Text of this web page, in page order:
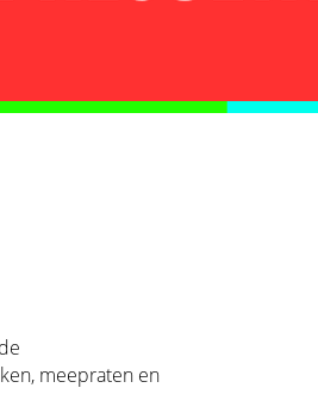
meepraten en